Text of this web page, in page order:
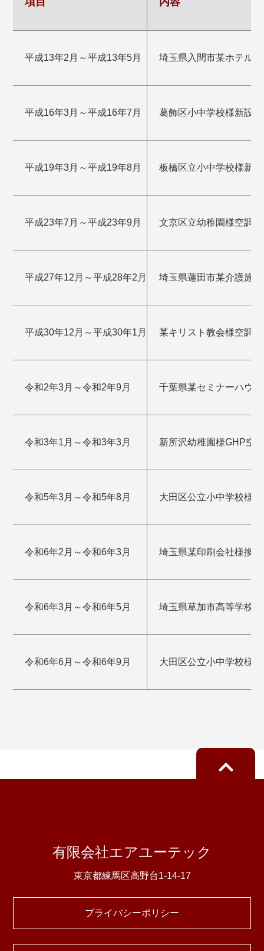
平成13年2月～平成13年5月 埼玉県入間市某ホテル
平成16年3月～平成16年7月 葛飾区小中学校様新設
平成19年3月～平成19年8月 板橋区立小中学校様新
平成23年7月～平成23年9月 文京区立幼稚園様空調
平成27年12月～平成28年2月 埼玉県蓮田市某介護施
平成30年12月～平成30年1月 某キリスト教会様空調
令和2年3月～令和2年9月 千葉県某セミナーハウ
令和3年1月～令和3年3月 新所沢幼稚園様GHP空
令和5年3月～令和5年8月 大田区公立小中学校様
令和6年2月～令和6年3月 埼玉県某印刷会社様換
令和6年3月～令和6年5月 埼玉県草加市高等学校
令和6年6月～令和6年9月 大田区公立小中学校様
プライバシーポリシー
有限会社エアユーテック
東京都練馬区高野台1-14-17